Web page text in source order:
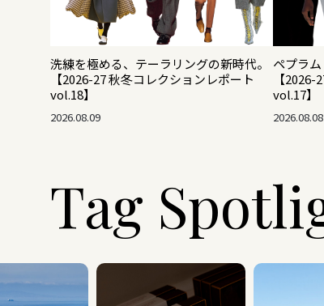
洗練を極める、テーラリングの新時代。
【2026-27 秋冬コレクションレポート
vol.18】
2026.08.09
ペプラ
【
vol.17】
2026.08.08
Tag